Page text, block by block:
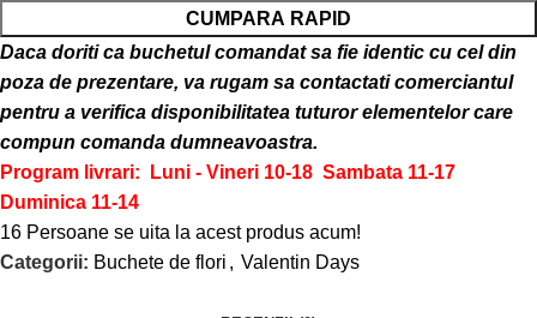
CUMPARA RAPID
Daca doriti ca buchetul comandat sa fie identic cu cel din
poza de prezentare, va rugam sa contactati comerciantul
pentru a verifica disponibilitatea tuturor elementelor care
compun comanda dumneavoastra.
Program livrari: Luni - Vineri 10-18 Sambata 11-17
Duminica 11-14
16 Persoane se uita la acest produs acum!
Categorii: Buchete de flori , Valentin Days